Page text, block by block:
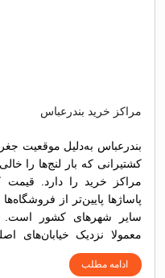
مراکز خرید بندرعباس
بندرعباس به‌دلیل موقعیت
کشتیرانی که بار لنج‌ها را
مراکز خرید را دارد. قیمت
پاساژها پایین‌تر از
سایر شهرهای کشور است.
معمولا نزدیک خیابان‌های
شده‌اند تا دسترسی به آن‌ها
ادامه مطلب